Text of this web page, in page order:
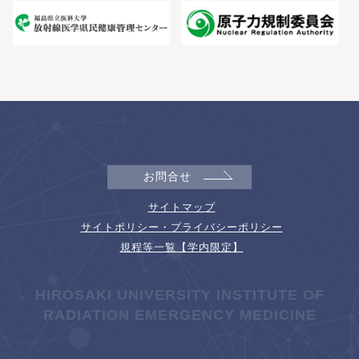
お問合せ
サイトマップ
サイトポリシー・プライバシーポリシー
規程等一覧【学内限定】
HIROSAKI UNIVERSITY INSTITUTE OF
RADIATION EMERGENCY MEDICINE